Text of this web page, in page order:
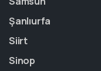
Şanlıurfa
Siirt
Sinop